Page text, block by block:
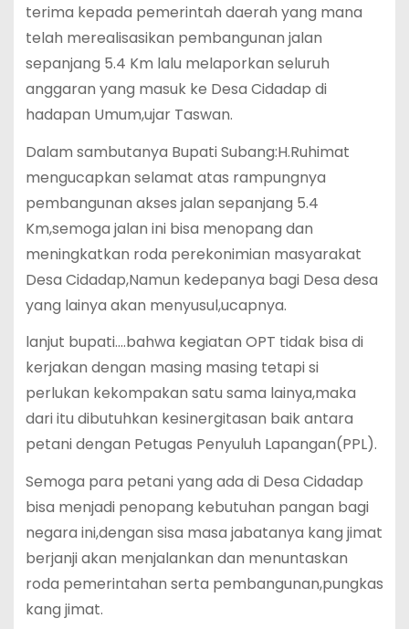
terima kepada pemerintah daerah yang mana
telah merealisasikan pembangunan jalan
sepanjang 5.4 Km lalu melaporkan seluruh
anggaran yang masuk ke Desa Cidadap di
hadapan Umum,ujar Taswan.
Dalam sambutanya Bupati Subang:H.Ruhimat
mengucapkan selamat atas rampungnya
pembangunan akses jalan sepanjang 5.4
Km,semoga jalan ini bisa menopang dan
meningkatkan roda perekonimian masyarakat
Desa Cidadap,Namun kedepanya bagi Desa desa
yang lainya akan menyusul,ucapnya.
lanjut bupati….bahwa kegiatan OPT tidak bisa di
kerjakan dengan masing masing tetapi si
perlukan kekompakan satu sama lainya,maka
dari itu dibutuhkan kesinergitasan baik antara
petani dengan Petugas Penyuluh Lapangan(PPL).
Semoga para petani yang ada di Desa Cidadap
bisa menjadi penopang kebutuhan pangan bagi
negara ini,dengan sisa masa jabatanya kang jimat
berjanji akan menjalankan dan menuntaskan
roda pemerintahan serta pembangunan,pungkas
kang jimat.